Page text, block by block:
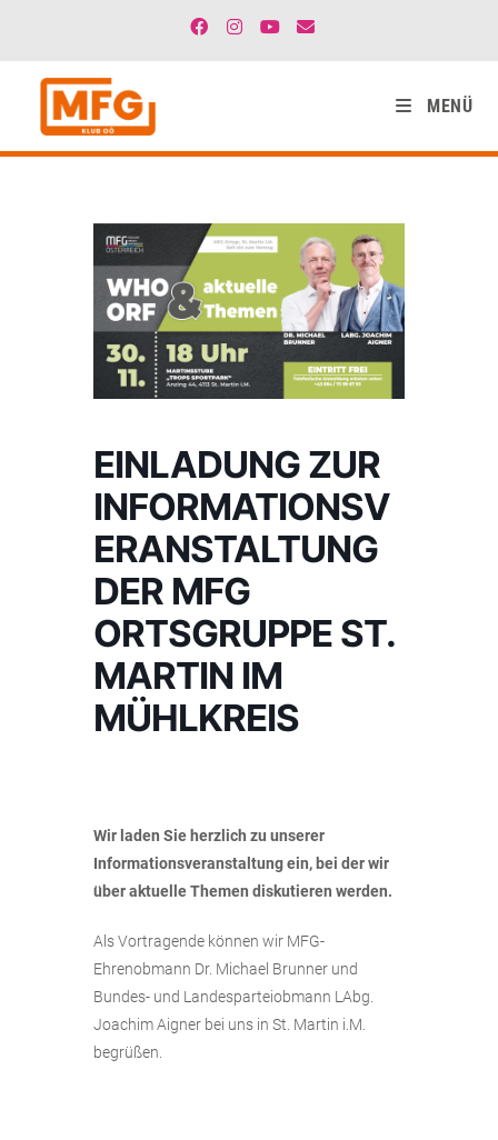
MENÜ
EINLADUNG ZUR
INFORMATIONSV
ERANSTALTUNG
DER MFG
ORTSGRUPPE ST.
MARTIN IM
MÜHLKREIS
Wir laden Sie herzlich zu unserer
Informationsveranstaltung ein, bei der wir
über aktuelle Themen diskutieren werden.
Als Vortragende können wir MFG-
Ehrenobmann Dr. Michael Brunner und
Bundes- und Landesparteiobmann LAbg.
Joachim Aigner bei uns in St. Martin i.M.
begrüßen.